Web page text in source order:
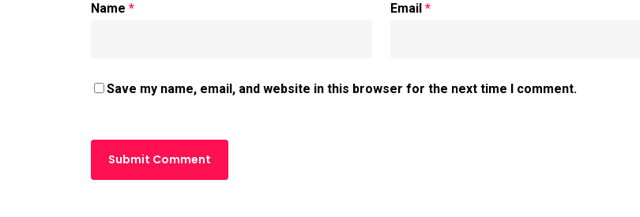
Name * Email *
Save my name, email, and website in this browser for the next time I comment.